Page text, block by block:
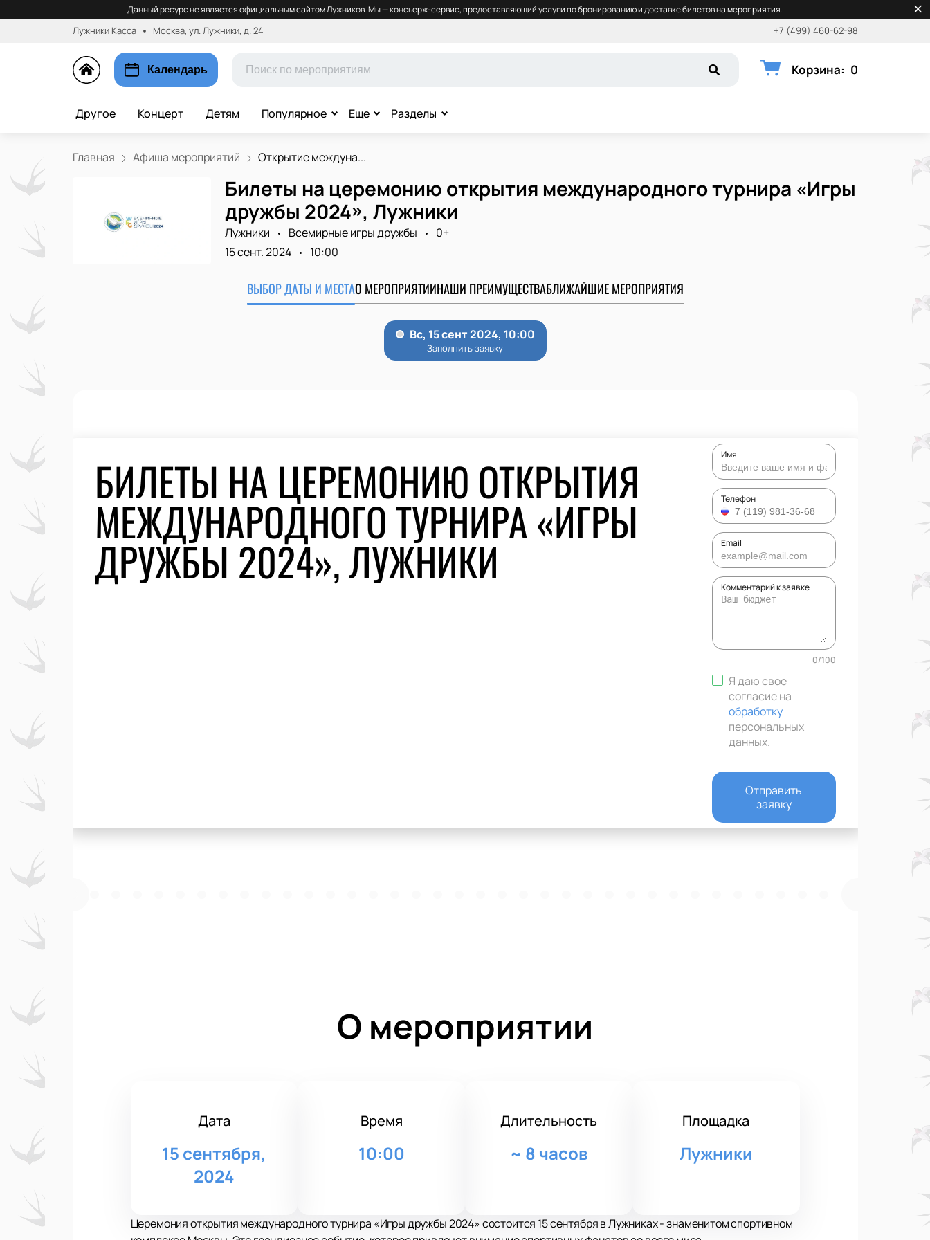
Данный ресурс не является официальным сайтом Лужников. Мы — консьерж-сервис, предоставляющий услуги по бронированию и доставке билетов на мероприятия.
Лужники Касса Москва, ул. Лужники, д. 24 +7 (499) 460-62-98
Календарь Корзина: 0
Другое Концерт Детям Популярное Еще Разделы
Главная Афиша мероприятий Открытие междуна...
Билеты на церемонию открытия международного турнира «Игры
дружбы 2024», Лужники
Лужники Всемирные игры дружбы
0+
15 сент. 2024
10:00
ВЫБОР ДАТЫ И МЕСТАО МЕРОПРИЯТИИНАШИ ПРЕИМУЩЕСТВАБЛИЖАЙШИЕ МЕРОПРИЯТИЯ
БИЛЕТЫ НА ЦЕРЕМОНИЮ ОТКРЫТИЯ
МЕЖДУНАРОДНОГО ТУРНИРА «ИГРЫ
ДРУЖБЫ 2024», ЛУЖНИКИ
Имя
Телефон
Email
Комментарий к заявке
0/100
Я даю свое
согласие на
обработку
персональных
данных.
Отправить
заявку
О мероприятии
Дата
15 сентября,
2024
Время
10:00
Длительность
~ 8 часов
Площадка
Лужники
Церемония открытия международного турнира «Игры дружбы 2024» состоится 15 сентября в Лужниках - знаменитом спортивном